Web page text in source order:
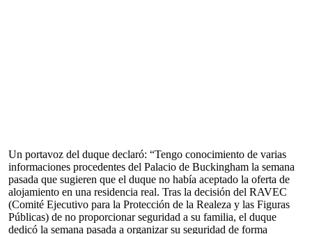
Un portavoz del duque declaró: “Tengo conocimiento de varias
informaciones procedentes del Palacio de Buckingham la semana
pasada que sugieren que el duque no había aceptado la oferta de
alojamiento en una residencia real. Tras la decisión del RAVEC
(Comité Ejecutivo para la Protección de la Realeza y las Figuras
Públicas) de no proporcionar seguridad a su familia, el duque
dedicó la semana pasada a organizar su seguridad de forma